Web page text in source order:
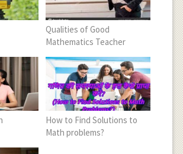
Qualities of Good
Mathematics Teacher
How to Find Solutions to
Math problems?